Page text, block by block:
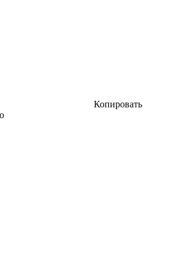
Копировать